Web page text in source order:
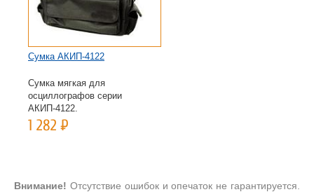
Сумка АКИП-4122
Сумка мягкая для
осциллографов серии
АКИП-4122.
1 282Р
Внимание! Отсутствие ошибок и опечаток не гарантируется.